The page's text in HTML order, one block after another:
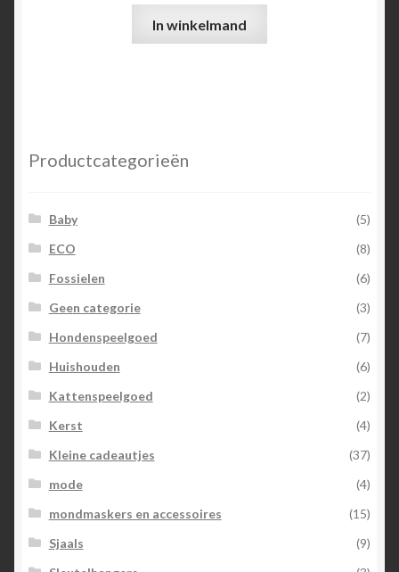
In winkelmand
Productcategorieën
Baby
(5)
ECO
(8)
Fossielen
(6)
Geen categorie
(3)
Hondenspeelgoed
(7)
Huishouden
(6)
Kattenspeelgoed
(2)
Kerst
(4)
Kleine cadeautjes
(37)
mode
(4)
mondmaskers en accessoires
(15)
Sjaals
(9)